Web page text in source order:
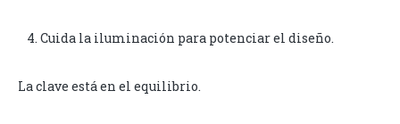
Cuida la iluminación para potenciar el diseño.
La clave está en el equilibrio.